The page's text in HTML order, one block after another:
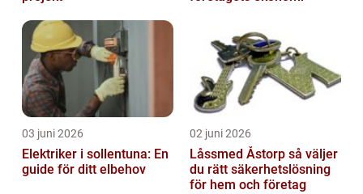
03 juni 2026
Elektriker i sollentuna: En
guide för ditt elbehov
02 juni 2026
Låssmed Åstorp så väljer
du rätt säkerhetslösning
för hem och företag